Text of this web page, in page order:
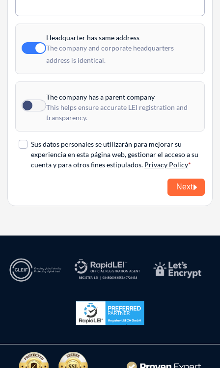
Headquarter has same address
The company and corporate headquarters
address is identical.
The company has a parent company
This helps ensure accurate LEI registration and
transparency.
Sus datos personales se utilizarán para mejorar su
experiencia en esta página web, gestionar el acceso a su
cuenta y para otros fines estipulados. Privacy Policy
Next